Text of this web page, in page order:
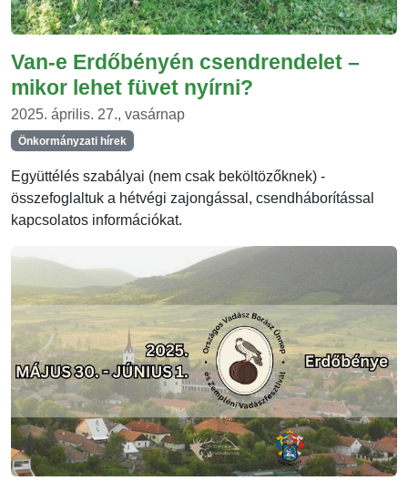
Van-e Erdőbényén csendrendelet –
mikor lehet füvet nyírni?
2025. április. 27., vasárnap
Önkormányzati hírek
Együttélés szabályai (nem csak beköltözőknek) -
összefoglaltuk a hétvégi zajongással, csendháborítással
kapcsolatos információkat.